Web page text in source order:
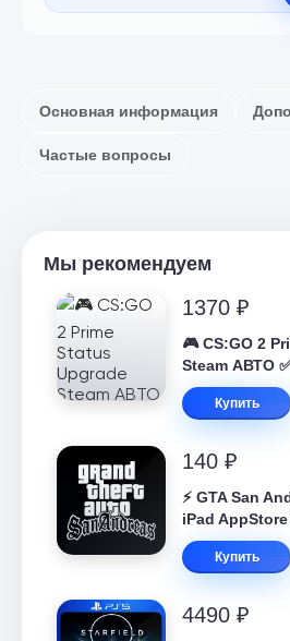
Основная информация
Частые вопросы
Мы рекомендуем
1370 ₽
🎮 CS:GO 2
Steam АВТО
Купить
140 ₽
⚡️ GTA San
iPad AppStore
Купить
4490 ₽